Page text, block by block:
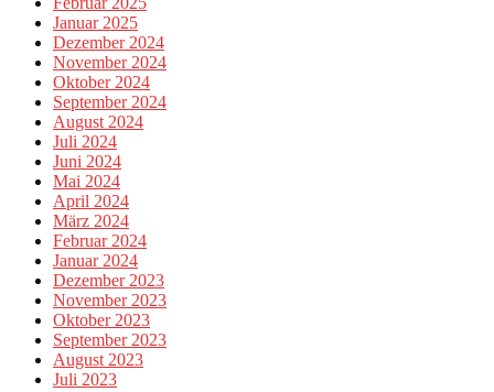
Januar 2025
Dezember 2024
November 2024
Oktober 2024
September 2024
August 2024
Juli 2024
Juni 2024
Mai 2024
April 2024
März 2024
Februar 2024
Januar 2024
Dezember 2023
November 2023
Oktober 2023
September 2023
August 2023
Juli 2023